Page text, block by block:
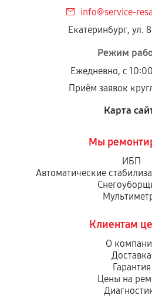
info@service-
Екатеринбург, ул.
Режим
Ежедневно, с
Приём заявок
Карта
Мы
ИБП
Автоматические
Клиентам
О
Доставка
Гарантия
Цены на